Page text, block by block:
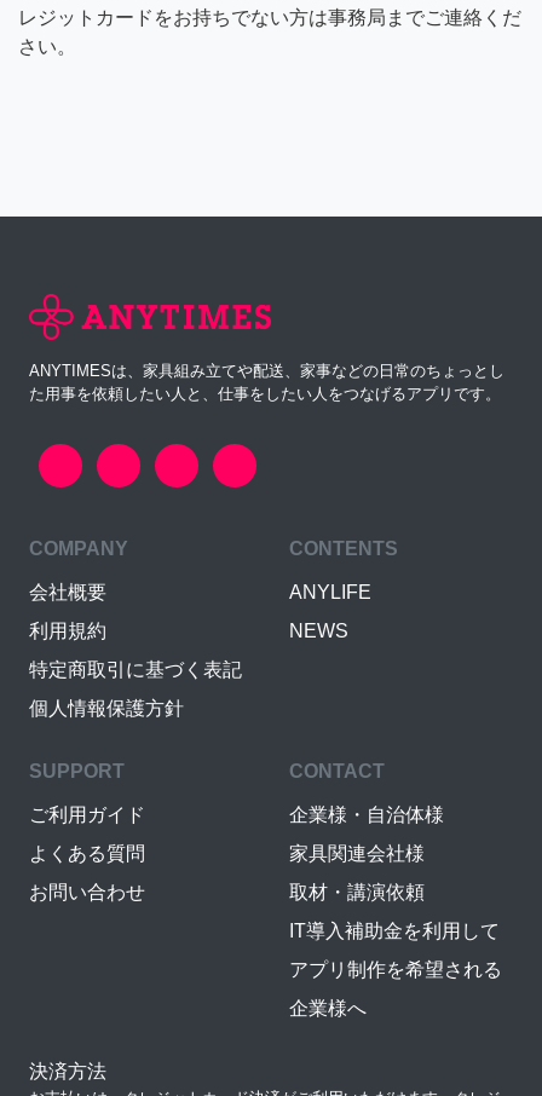
レジットカードをお持ちでない方は事務局までご連絡くだ
さい。
ANYTIMESは、家具組み立てや配送、家事などの日常のちょっとし
た用事を依頼したい人と、仕事をしたい人をつなげるアプリです。
COMPANY
会社概要
利用規約
特定商取引に基づく表記
個人情報保護方針
CONTENTS
ANYLIFE
NEWS
SUPPORT
ご利用ガイド
よくある質問
お問い合わせ
CONTACT
企業様・自治体様
家具関連会社様
取材・講演依頼
IT導入補助金を利用して
アプリ制作を希望される
企業様へ
決済方法